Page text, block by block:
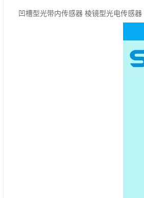
凹槽型光带内传感器 棱镜型光电传感